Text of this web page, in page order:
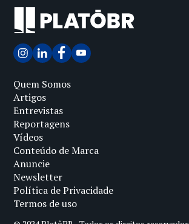
Quem Somos
Artigos
Entrevistas
Reportagens
Vídeos
Conteúdo de Marca
Anuncie
Newsletter
Política de Privacidade
Termos de uso